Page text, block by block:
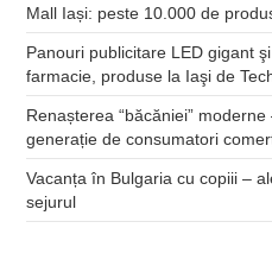
Mall Iași: peste 10.000 de
Panouri publicitare LED gigant
farmacie, produse la Iaşi de
Renașterea “băcăniei”
generație de consumatori
Vacanța în Bulgaria cu copiii –
sejurul